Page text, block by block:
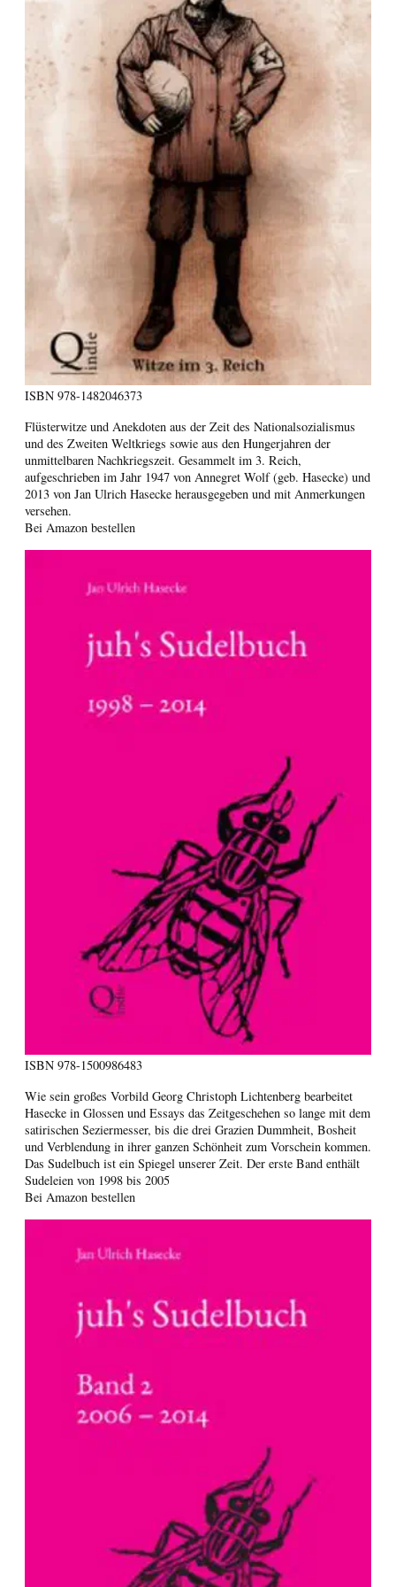
ISBN 978-1482046373
Flüsterwitze und Anekdoten aus der Zeit des Nationalsozialismus
und des Zweiten Weltkriegs sowie aus den Hungerjahren der
unmittelbaren Nachkriegszeit. Gesammelt im 3. Reich,
aufgeschrieben im Jahr 1947 von Annegret Wolf (geb. Hasecke) und
2013 von Jan Ulrich Hasecke herausgegeben und mit Anmerkungen
versehen.
Bei Amazon bestellen
ISBN 978-1500986483
Wie sein großes Vorbild Georg Christoph Lichtenberg bearbeitet
Hasecke in Glossen und Essays das Zeitgeschehen so lange mit dem
satirischen Seziermesser, bis die drei Grazien Dummheit, Bosheit
und Verblendung in ihrer ganzen Schönheit zum Vorschein kommen.
Das Sudelbuch ist ein Spiegel unserer Zeit. Der erste Band enthält
Sudeleien von 1998 bis 2005
Bei Amazon bestellen